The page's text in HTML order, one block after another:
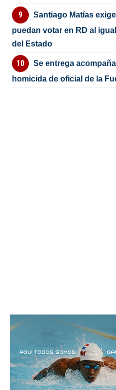
Santiago Matías
puedan votar en RD al
del Estado
Se entrega
homicida de oficial de la